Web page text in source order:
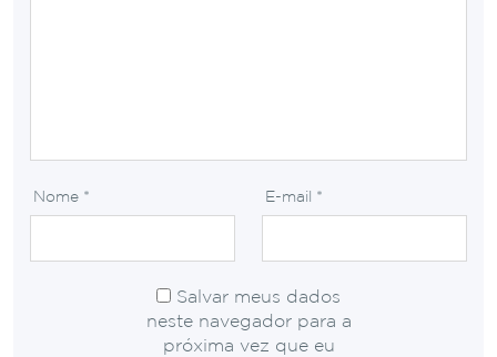
Nome * E-mail *
Salvar meus dados
neste navegador para a
próxima vez que eu